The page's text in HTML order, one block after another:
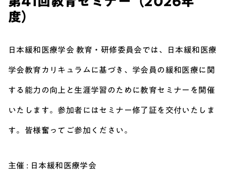
度）
日本緩和医療学会 教育・研修委員会では、日本緩和医療
学会教育カリキュラムに基づき、学会員の緩和医療に関
する能力の向上と生涯学習のために教育セミナーを開催
いたします。参加者にはセミナー修了証を交付いたしま
す。皆様奮ってご参加ください。
主催 : 日本緩和医療学会